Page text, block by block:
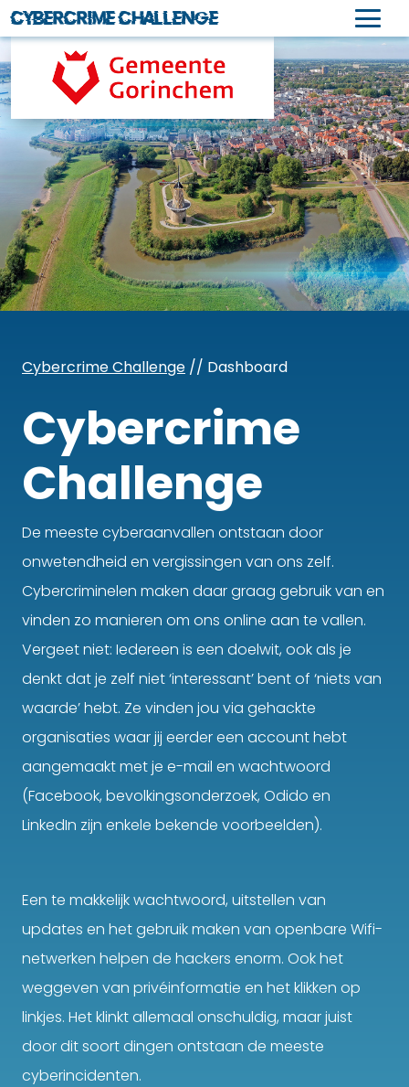
Naar
hoofdinhoud
Cybercrime Challenge
Cybercrime Challenge // Dashboard
Cybercrime
Challenge
De meeste cyberaanvallen ontstaan door
onwetendheid en vergissingen van ons zelf.
Cybercriminelen maken daar graag gebruik van en
vinden zo manieren om ons online aan te vallen.
Vergeet niet: Iedereen is een doelwit, ook als je
denkt dat je zelf niet ‘interessant’ bent of ‘niets van
waarde’ hebt. Ze vinden jou via gehackte
organisaties waar jij eerder een account hebt
aangemaakt met je e-mail en wachtwoord
(Facebook, bevolkingsonderzoek, Odido en
LinkedIn zijn enkele bekende voorbeelden).
Een te makkelijk wachtwoord, uitstellen van
updates en het gebruik maken van openbare Wifi-
netwerken helpen de hackers enorm. Ook het
weggeven van privéinformatie en het klikken op
linkjes. Het klinkt allemaal onschuldig, maar juist
door dit soort dingen ontstaan de meeste
cyberincidenten.